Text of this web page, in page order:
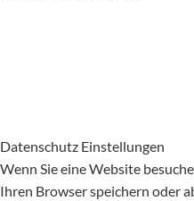
Datenschutz Einstellungen
Wenn Sie eine Website
Ihren Browser speichern oder